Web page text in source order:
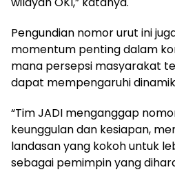
Pengundian nomor urut ini
momentum penting dalam
mana persepsi masyarakat
dapat mempengaruhi
“Tim JADI menganggap
keunggulan dan kesiapan,
landasan yang kokoh untuk
sebagai pemimpin yang